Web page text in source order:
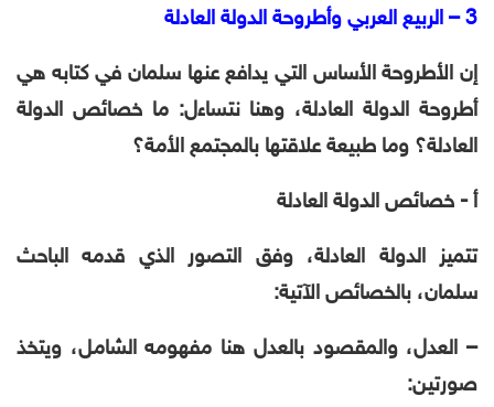
3 – الربيع العربي وأطروحة الدولة العادلة
إن الأطروحة الأساس التي يدافع عنها سلمان في كتابه هي
أطروحة الدولة العادلة، وهنا نتساءل: ما خصائص الدولة
العادلة؟ وما طبيعة علاقتها بالمجتمع الأمة؟
أ ‌- خصائص الدولة العادلة
تتميز الدولة العادلة، وفق التصور الذي قدمه الباحث
سلمان، بالخصائص الآتية:
– العدل، والمقصود بالعدل هنا مفهومه الشامل، ويتخذ
صورتين: